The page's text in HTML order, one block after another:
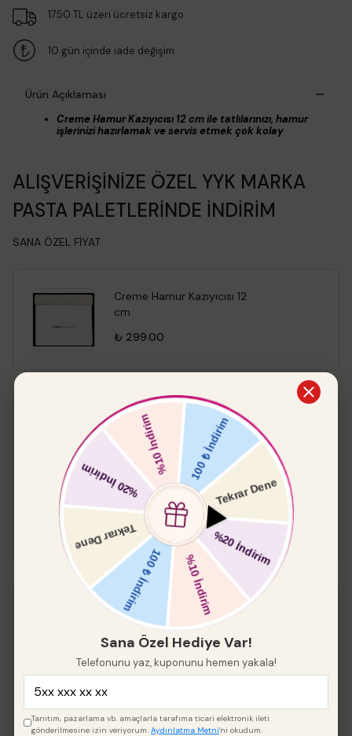
1750 TL üzeri ücretsiz kargo
10 gün içinde iade değişim
Ürün Açıklaması
Creme Hamur Kazıyıcısı 12 cm ile tatlılarınızı, hamur
işlerinizi hazırlamak ve servis etmek çok kolay
ALIŞVERİŞİNİZE ÖZEL YYK MARKA
PASTA PALETLERİNDE İNDİRİM
SANA ÖZEL FİYAT
Creme Hamur Kazıyıcısı 12
cm
₺ 299.00
Pasta Paleti Küt
%
₺ 549.00
₺ 466.65
Boyut
Keskin Kenar Yuvarlak
Pleksi 2 li
Çap
Sana Özel Hediye Var!
Telefonunu yaz, kuponunu hemen yakala!
Tanıtım, pazarlama vb. amaçlarla tarafıma ticari elektronik ileti
gönderilmesine izin veriyorum. Aydınlatma Metni'ni okudum.